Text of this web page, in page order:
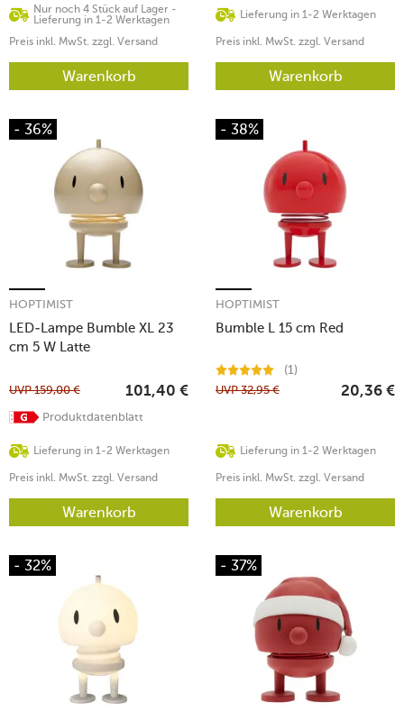
Nur noch 4 Stück auf Lager -
Lieferung in 1-2 Werktagen
Preis inkl. MwSt. zzgl. Versand
Warenkorb
Lieferung in 1-2 Werktagen
Preis inkl. MwSt. zzgl. Versand
Warenkorb
- 36%
LED-Lampe Bumble XL 23
cm 5 W Latte
HOPTIMIST
Lieferung in 1-2 Werktagen
UVP159,00 € 101,40 €
Preis inkl. MwSt. zzgl. Versand
Produktdatenblatt
Warenkorb
- 38%
Bumble L 15 cm Red
HOPTIMIST
(1)
Lieferung in 1-2 Werktagen
UVP32,95 € 20,36 €
Preis inkl. MwSt. zzgl. Versand
Warenkorb
- 32% - 37%